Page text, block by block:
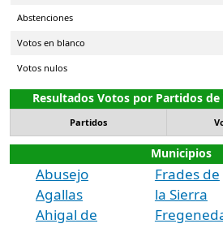
Abstenciones
Votos en blanco
Votos nulos
Resultados Votos por Partidos de
Partidos
Municipios
Abusejo
Agallas
Ahigal de
Frades de
la Sierra